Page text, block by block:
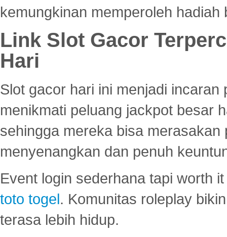
kemungkinan memperoleh hadiah
Link Slot Gacor
Hari
Slot gacor hari ini menjadi
menikmati peluang jackpot besar
sehingga mereka bisa
menyenangkan dan penuh
Event login sederhana tapi worth
toto togel. Komunitas roleplay
terasa lebih hidup.